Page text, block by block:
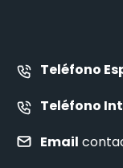
Teléfono
Teléfono
Email